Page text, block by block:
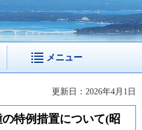
メニュー
更新日：2026年4月1日
特例措置について(昭